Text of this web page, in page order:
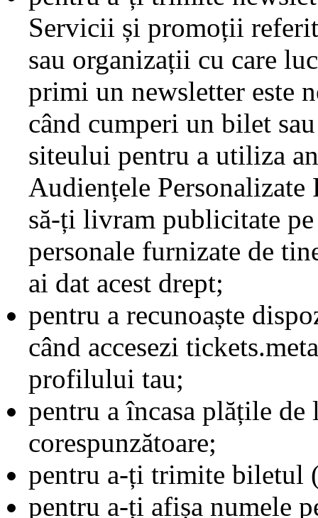
Servicii și promoții
sau organizații cu care
primi un newsletter este
când cumperi un bilet
siteului pentru a utiliza
Audiențele
să-ți livram publicitate
personale furnizate de
ai dat acest drept;
pentru a recunoaște
când accesezi
profilului tau;
pentru a încasa plățile
corespunzătoare;
pentru a-ți trimite biletul
pentru a-ți afișa numele